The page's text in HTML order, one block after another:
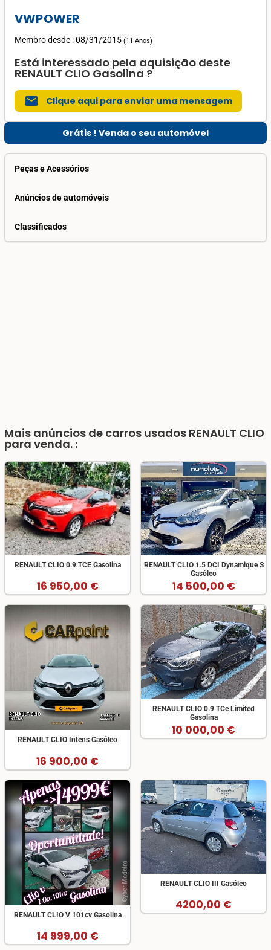
VWPOWER
Membro desde : 08/31/2015 (11 Anos)
Está interessado pela aquisição deste
RENAULT CLIO Gasolina ?
mail Clique aqui para enviar uma mensagem
Grátis ! Venda o seu automóvel
Peças e Acessórios
Anúncios de automóveis
Classificados
Mais anúncios de carros usados RENAULT CLIO
para venda. :
RENAULT CLIO 0.9 TCE Gasolina
16 950,00 €
RENAULT CLIO 1.5 DCI Dynamique S
Gasóleo
14 500,00 €
RENAULT CLIO Intens Gasóleo
16 900,00 €
RENAULT CLIO 0.9 TCe Limited
Gasolina
10 000,00 €
RENAULT CLIO V 101cv Gasolina
14 999,00 €
RENAULT CLIO III Gasóleo
4200,00 €